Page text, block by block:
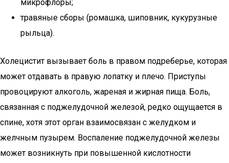
микрофлоры;
травяные сборы (ромашка, шиповник, кукурузные
рыльца).
Холецистит вызывает боль в правом подреберье, которая
может отдавать в правую лопатку и плечо. Приступы
провоцируют алкоголь, жареная и жирная пища. Боль,
связанная с поджелудочной железой, редко ощущается в
спине, хотя этот орган взаимосвязан с желудком и
желчным пузырем. Воспаление поджелудочной железы
может возникнуть при повышенной кислотности